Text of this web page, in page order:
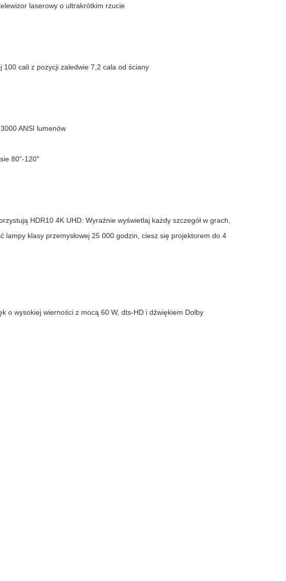
laserowy o ultrakrótkim rzucie
cali z pozycji zaledwie 7,2 cala od ściany
ANSI lumenów
80"-120"
HDR10 4K UHD: Wyraźnie wyświetlaj każdy szczegół w grach,
lampy klasy przemysłowej 25 000 godzin, ciesz się projektorem do 4
o wysokiej wierności z mocą 60 W, dts-HD i dźwiękiem Dolby